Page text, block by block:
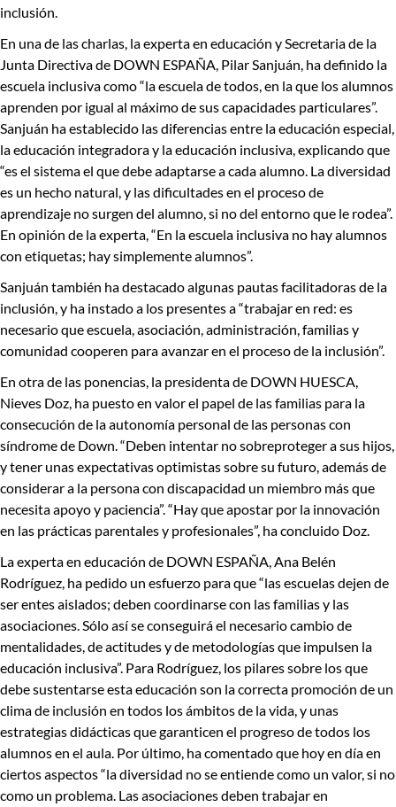
inclusión
En una de las charlas, laexperta en educación y Secretaria de la
Junta Directiva de DOWN ESPAÑA, Pilar Sanjuán, ha definido la
escuela inclusiva como “la escuela de todos, en la que los alumnos
aprenden por igual al máximo de sus capacidades particulares”.
Sanjuán ha establecido las diferencias entre la educación especial,
la educación integradora y la educación inclusiva, explicando que
“es el sistema el que debe adaptarse a cada alumno. La diversidad
es un hecho natural, y las dificultades en el proceso de
aprendizaje no surgen del alumno, si no del entorno que le rodea”.
En opinión de la experta, “En la escuela inclusiva no hay alumnos
con etiquetas; hay simplemente alumnos”.
Sanjuán también ha destacado algunas pautas facilitadoras de la
inclusión, y ha instado a los presentes a “trabajar en red: es
necesario que escuela, asociación, administración, familias y
comunidad cooperen para avanzar en el proceso de la inclusión”.
En otra de las ponencias, la presidentade DOWN HUESCA,
Nieves Doz, ha puesto en valorel papel de las familias para la
consecución de la autonomía personal de las personas con
síndrome de Down. “Deben intentar no sobreproteger a sus hijos,
y tener unas expectativas optimistas sobre su futuro, además de
considerar a la persona con discapacidad un miembro más que
necesita apoyo y paciencia”. “Hay que apostar por la innovación
en las prácticas parentales y profesionales”, ha concluido Doz.
Laexperta en educación de DOWN ESPAÑA, Ana Belén
Rodríguez, ha pedido un esfuerzo para que “las escuelas dejen de
ser entes aislados; deben coordinarse con las familias y las
asociaciones. Sólo así se conseguirá el necesario cambio de
mentalidades, de actitudes y de metodologías que impulsen la
educación inclusiva”. Para Rodríguez, los pilares sobre los que
debe sustentarse esta educación son la correcta promoción de un
clima de inclusión en todos los ámbitos de la vida, y unas
estrategias didácticas que garanticen el progreso de todos los
alumnos en el aula. Por último, ha comentado que hoy en día en
ciertos aspectos “la diversidad no se entiende como un valor, si no
como un problema. Las asociaciones deben trabajar en